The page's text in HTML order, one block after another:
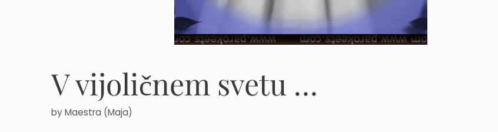
V vijoličnem svetu …
byMaestra (Maja)